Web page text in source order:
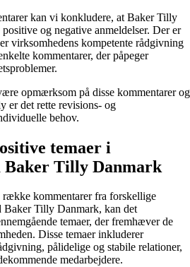
kan vi konkludere, at Baker Tilly
og negative anmeldelser. Der er
virksomhedens kompetente rådgivning
kommentarer, der påpeger
opmærksom på disse kommentarer og
er det rette revisions- og
behov.
temaer i
Baker Tilly Danmark
række kommentarer fra forskellige
Baker Tilly Danmark, kan det
temaer, der fremhæver de
Disse temaer inkluderer
pålidelige og stabile relationer,
medarbejdere.